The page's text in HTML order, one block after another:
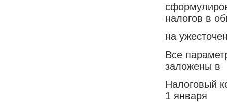
налогов в
на
Все
заложены в
Налоговый
1 января